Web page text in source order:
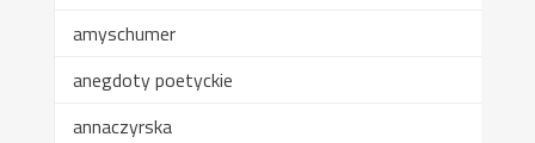
amyschumer
anegdoty poetyckie
annaczyrska